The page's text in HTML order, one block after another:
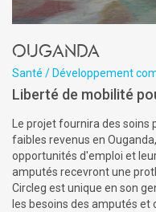
Ouganda
Santé / Développement
Liberté de mobilité
Le projet fournira des
faibles revenus en
opportunités d'emploi et
amputés recevront une
Circleg est unique en son
les besoins des amputés